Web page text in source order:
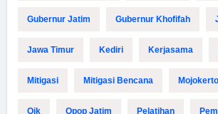
Gubernur Jatim Gubernur Khofifah
Jawa Timur Kediri Kerjasama
Mitigasi Mitigasi Bencana Mojokerto
Ojk Opop Jatim Pelatihan